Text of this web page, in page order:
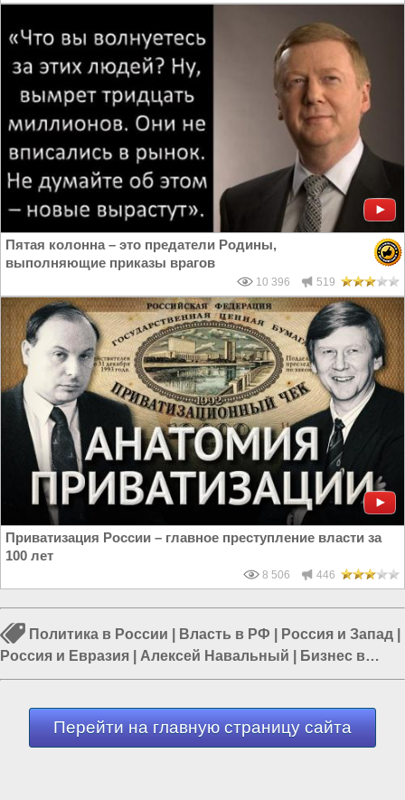
Пятая колонна – это предатели Родины,
выполняющие приказы врагов
10 396 519
Приватизация России – главное преступление власти за
100 лет
8 506 446
Политика в России Власть в РФ Россия и Запад
Россия и Евразия
Алексей Навальный
Бизнес в
России|Бизнес России
Перейти на главную страницу сайта